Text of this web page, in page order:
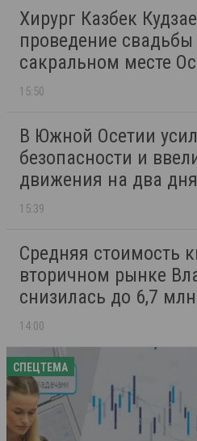
Хирург Казбек
проведение
сакральном месте
15:50
В Южной Осетии
безопасности и
движения на два дня
15:39
Средняя стоимость
вторичном рынке
снизилась до 6,7
14:00
СПЕЦТЕМА